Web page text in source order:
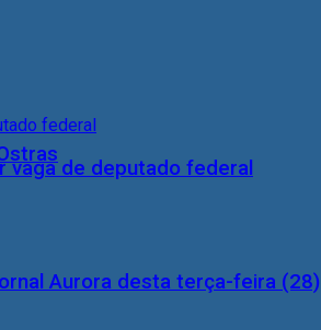
Aurora desta terça-feira (28)
vaga de deputado federal